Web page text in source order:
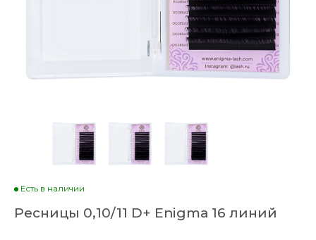
Есть в наличии
Ресницы 0,10/11 D+ Enigma 16 линий